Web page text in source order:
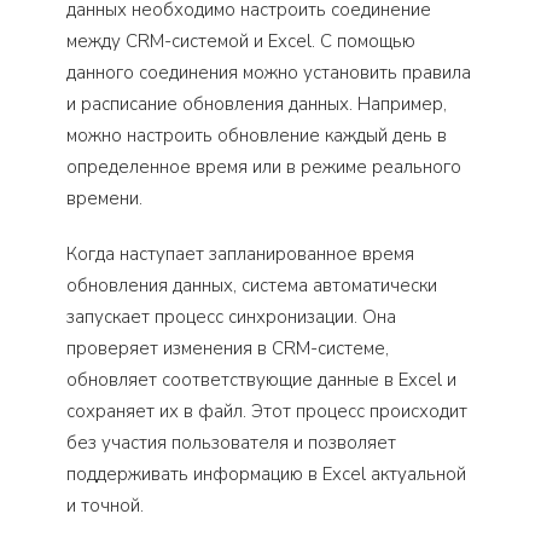
данных необходимо настроить соединение
между CRM-системой и Excel. С помощью
данного соединения можно установить правила
и расписание обновления данных. Например,
можно настроить обновление каждый день в
определенное время или в режиме реального
времени.
Когда наступает запланированное время
обновления данных, система автоматически
запускает процесс синхронизации. Она
проверяет изменения в CRM-системе,
обновляет соответствующие данные в Excel и
сохраняет их в файл. Этот процесс происходит
без участия пользователя и позволяет
поддерживать информацию в Excel актуальной
и точной.